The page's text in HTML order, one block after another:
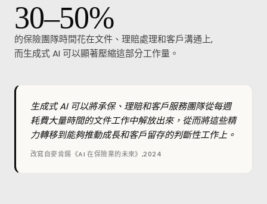
30–50%
的保險團隊時間花在文件、理賠處理和客戶溝通上,
而生成式 AI 可以顯著壓縮這部分工作量。
生成式 AI 可以將承保、理賠和客戶服務團隊從每週
耗費大量時間的文件工作中解放出來，從而將這些精
力轉移到能夠推動成長和客戶留存的判斷性工作上。
改寫自麥肯錫《AI 在保險業的未來》,2024